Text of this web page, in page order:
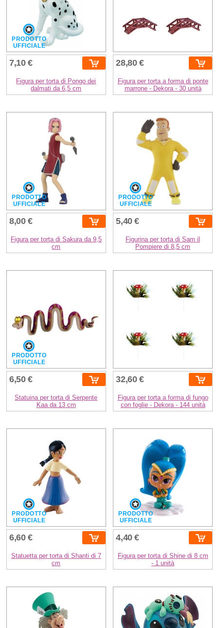
PRODOTTO
UFFICIALE
7,10 €
Figura per torta di Pongo dei
dalmati da 6,5 cm
28,80 €
Figura per torta a forma di ponte
marrone - Dekora - 30 unità
PRODOTTO
UFFICIALE
8,00 €
Figura per torta di Sakura da 9,5
cm
PRODOTTO
UFFICIALE
5,40 €
Figurina per torta di Sam il
Pompiere di 8,5 cm
PRODOTTO
UFFICIALE
6,50 €
Statuina per torta di Serpente
Kaa da 13 cm
32,60 €
Figura per torta a forma di fungo
con foglie - Dekora - 144 unità
PRODOTTO
UFFICIALE
6,60 €
Statuetta per torta di Shanti di 7
cm
PRODOTTO
UFFICIALE
4,40 €
Figura per torta di Shine di 8 cm
- 1 unità